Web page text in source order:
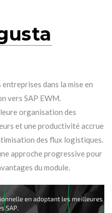
dans la mise en
vers SAP EWM.
organisation des
et une productivité accrue
des flux logistiques.
approche progressive pour
du module.